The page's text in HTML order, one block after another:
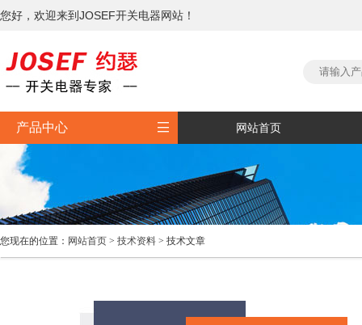
您好，欢迎来到JOSEF开关电器网站！
产品中心  网站首页
您现在的位置： 网站首页 > 技术资料 > 技术文章